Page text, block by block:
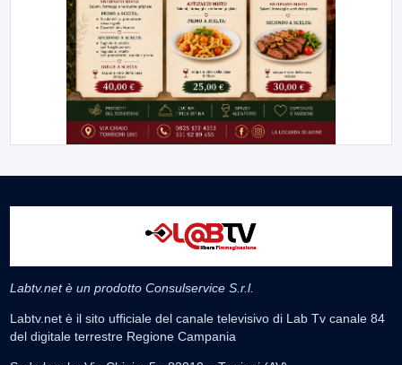
Labtv.net è un prodotto Consulservice S.r.l.
Labtv.net è il sito ufficiale del canale televisivo di Lab Tv canale 84
del digitale terrestre Regione Campania